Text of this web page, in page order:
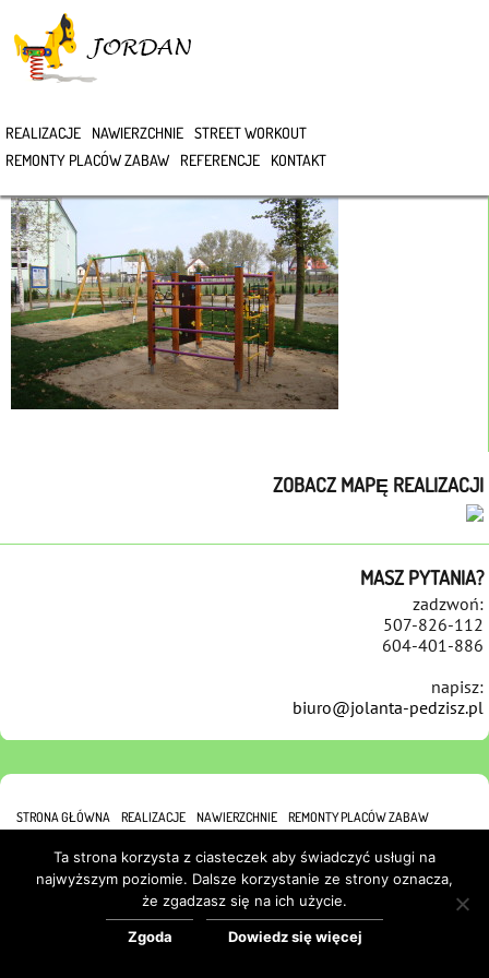
REALIZACJE NAWIERZCHNIE STREET WORKOUT
REMONTY PLACÓW ZABAW
REFERENCJE KONTAKT
DSC07730
ZOBACZ MAPĘ REALIZACJI
MASZ PYTANIA?
zadzwoń:
507-826-112
604-401-886
napisz:
biuro@jolanta-pedzisz.pl
STRONA GŁÓWNA REALIZACJE NAWIERZCHNIE
REMONTY PLACÓW ZABAW
Ta strona korzysta z ciasteczek aby świadczyć usługi na
najwyższym poziomie. Dalsze korzystanie ze strony oznacza,
że zgadzasz się na ich użycie.
Zgoda Dowiedz się więcej